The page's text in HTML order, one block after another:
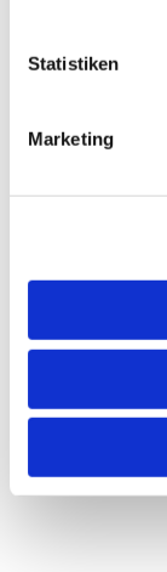
Statistiken
Marketing